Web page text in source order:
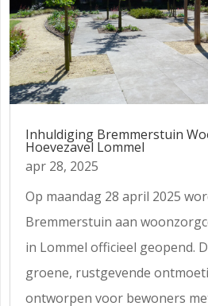
Inhuldiging Bremmerstuin
Hoevezavel Lommel
apr 28, 2025
Op maandag 28 april 2025
Bremmerstuin aan
in Lommel officieel geopend.
groene, rustgevende
ontworpen voor bewoners